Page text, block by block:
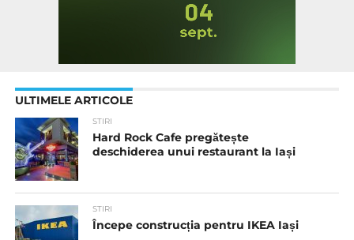
ULTIMELE ARTICOLE
STIRI
Hard Rock Cafe pregătește
deschiderea unui restaurant la Iași
STIRI
Începe construcția pentru IKEA Iași